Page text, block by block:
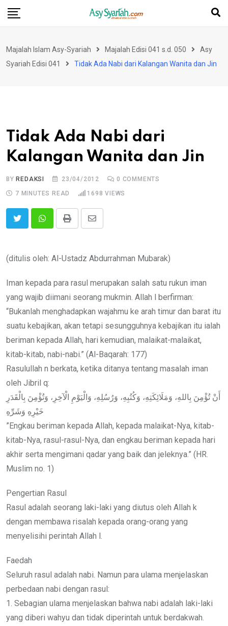
Skip
Majalah Islam Asy-Syariah Majalah Edisi 041 s.d. 050
Asy
Syariah Edisi 041
Tidak Ada Nabi dari Kalangan Wanita dan Jin
Tidak Ada Nabi dari
Kalangan Wanita dan Jin
BYREDAKSI 23/04/2012 0 COMMENTS
7 MINUTES READ
1698 VIEWS
Print
Share
Email
(ditulis oleh: Al-Ustadz Abdurrahman Mubarak)
Iman kepada para rasul merupakan salah satu rukun iman
yang wajib diimani seorang mukmin. Allah l berfirman:
“Bukanlah menghadapkan wajahmu ke arah timur dan barat itu
suatu kebajikan, akan tetapi sesungguhnya kebajikan itu ialah
beriman kepada Allah, hari kemudian, malaikat-malaikat,
kitab-kitab, nabi-nabi.” (Al-Baqarah: 177)
Rasulullah n berkata, ketika ditanya tentang masalah iman
oleh Jibril q:
أَنْ تُؤْمِنَ بِاللهِ، وَمَلَائِكَتِهِ، وَكُتُبِهِ، وَرُسُلِهِ، وَالْيَوْمِ الْآخِرِ، وَتُؤْمِنَ بِالْقَدَرِ
خَيْرِهِ وَشَرِّهِ
”Engkau beriman kepada Allah, kepada malaikat-Nya, kitab-
kitab-Nya, rasul-rasul-Nya, dan engkau beriman kepada hari
akhir serta mengimani qadar yang baik dan jeleknya.” (HR.
Muslim no. 1)
Pengertian Rasul
Rasul adalah seorang laki-laki yang diutus oleh Allah k
dengan membawa risalah kepada orang-orang yang
menyelisihi perintah Allah l.
Faedah
Seluruh rasul adalah nabi. Namun para ulama menjelaskan
perbedaan nabi dengan rasul:
1. Sebagian ulama menjelaskan bahwa nabi adalah laki-laki
yang diberi wahyu dan tidak diperintah untuk berdakwah.